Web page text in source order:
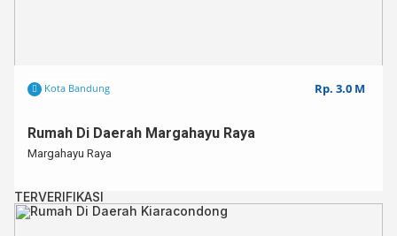
Kota Bandung Rp. 3.0 M
Rumah Di Daerah Margahayu Raya
Margahayu Raya
TERVERIFIKASI